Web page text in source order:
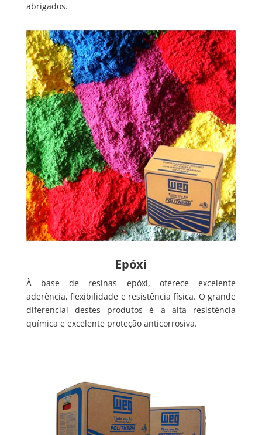
abrigados.
Epóxi
À base de resinas epóxi, oferece excelente
aderência, flexibilidade e resistência física. O grande
diferencial destes produtos é a alta resistência
química e excelente proteção anticorrosiva.